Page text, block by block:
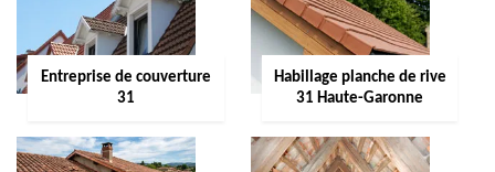
Entreprise de couverture
31
Habillage planche de rive
31 Haute-Garonne